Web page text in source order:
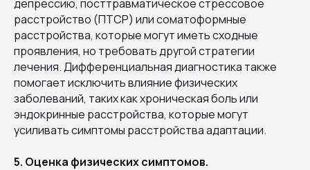
депрессию, посттравматическое стрессовое
расстройство (ПТСР) или соматоформные
расстройства, которые могут иметь сходные
проявления, но требовать другой стратегии
лечения. Дифференциальная диагностика также
помогает исключить влияние физических
заболеваний, таких как хроническая боль или
эндокринные расстройства, которые могут
усиливать симптомы расстройства адаптации.
5. Оценка физических симптомов.